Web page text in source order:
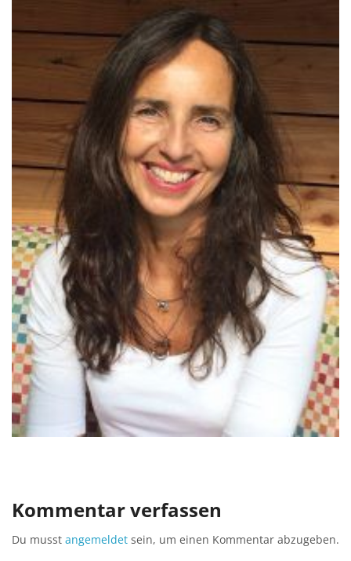
Kommentar verfassen
Du musst angemeldet sein, um einen Kommentar abzugeben.